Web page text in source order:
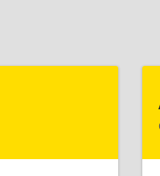
обл, Самара г,